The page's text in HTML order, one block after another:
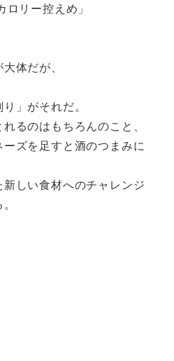
ロリー控えめ」
体だが、
」がそれだ。
るのはもちろんのこと、
ズを足すと酒のつまみに
しい食材へのチャレンジ